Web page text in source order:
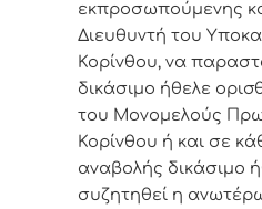
εκπροσωπούμενης
Διευθυντή του
Κορίνθου, να
δικάσιμο ήθελε
του Μονομελούς
Κορίνθου ή και σε
αναβολής δικάσιμο
συζητηθεί η